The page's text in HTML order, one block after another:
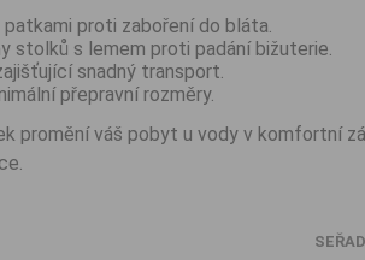
proti zaboření do bláta.
stolků s lemem proti padání bižuterie.
snadný transport.
přepravní rozměry.
promění váš pobyt u vody v komfortní